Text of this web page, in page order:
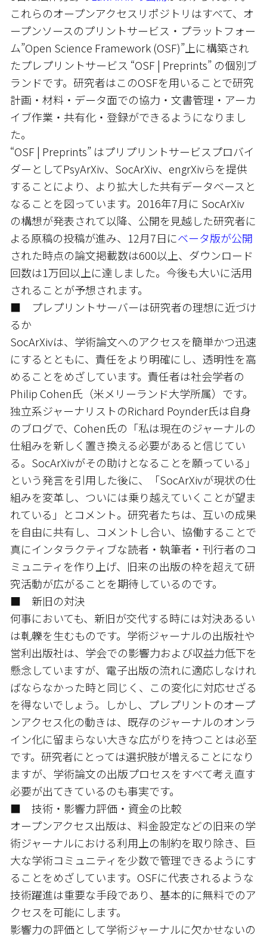
これらのオープンアクセスリポジトリはすべて、オ
ープンソースのプリントサービス・プラットフォー
ム”Open Science Framework (OSF)”上に構築され
たプレプリントサービス “OSF | Preprints” の個別ブ
ランドです。研究者はこのOSFを用いることで研究
計画・材料・データ面での協力・文書管理・アーカ
イブ作業・共有化・登録ができるようになりまし
た。
“OSF | Preprints” はプリプリントサービスプロバイ
ダーとしてPsyArXiv、SocArXiv、engrXivらを提供
することにより、より拡大した共有データベースと
なることを図っています。2016年7月に SocArXiv
の構想が発表されて以降、公開を見越した研究者に
よる原稿の投稿が進み、12月7日にベータ版が公開
された時点の論文掲載数は600以上、ダウンロード
回数は1万回以上に達しました。今後も大いに活用
されることが予想されます。
■ プレプリントサーバーは研究者の理想に近づけ
るか
SocArXivは、学術論文へのアクセスを簡単かつ迅速
にするとともに、責任をより明確にし、透明性を高
めることをめざしています。責任者は社会学者の
Philip Cohen氏（米メリーランド大学所属）です。
独立系ジャーナリストのRichard Poynder氏は自身
のブログで、Cohen氏の「私は現在のジャーナルの
仕組みを新しく置き換える必要があると信じてい
る。SocArXivがその助けとなることを願っている」
という発言を引用した後に、「SocArXivが現状の仕
組みを変革し、ついには乗り越えていくことが望ま
れている」とコメント。研究者たちは、互いの成果
を自由に共有し、コメントし合い、協働することで
真にインタラクティブな読者・執筆者・刊行者のコ
ミュニティを作り上げ、旧来の出版の枠を超えて研
究活動が広がることを期待しているのです。
■ 新旧の対決
何事においても、新旧が交代する時には対決あるい
は軋轢を生むものです。学術ジャーナルの出版社や
営利出版社は、学会での影響力および収益力低下を
懸念していますが、電子出版の流れに適応しなけれ
ばならなかった時と同じく、この変化に対応せざる
を得ないでしょう。しかし、プレプリントのオープ
ンアクセス化の動きは、既存のジャーナルのオンラ
イン化に留まらない大きな広がりを持つことは必至
です。研究者にとっては選択肢が増えることになり
ますが、学術論文の出版プロセスをすべて考え直す
必要が出てきているのも事実です。
■ 技術・影響力評価・資金の比較
オープンアクセス出版は、料金設定などの旧来の学
術ジャーナルにおける利用上の制約を取り除き、巨
大な学術コミュニティを少数で管理できるようにす
ることをめざしています。OSFに代表されるような
技術躍進は重要な手段であり、基本的に無料でのア
クセスを可能にします。
影響力の評価として学術ジャーナルに欠かせないの